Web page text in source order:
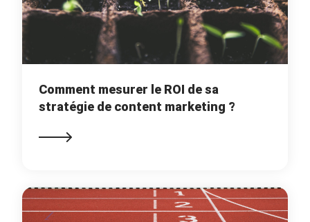
Comment mesurer le ROI de sa
stratégie de content marketing ?